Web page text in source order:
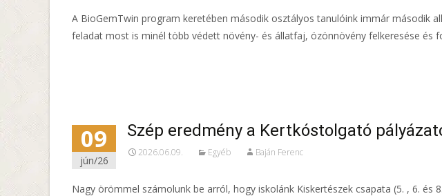
A BioGemTwin program keretében második osztályos tanulóink immár második
feladat most is minél több védett növény- és állatfaj, özönnövény felkeresése és
09
jún/26
Szép eredmény a Kertkóstolgató
2026.06.09. Egyéb Baján Ferenc
Nagy örömmel számolunk be arról, hogy iskolánk Kiskertészek csapata (5. , 6.